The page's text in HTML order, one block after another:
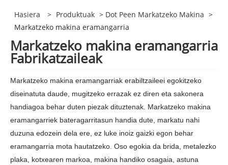
Hasiera > Produktuak > Dot Peen Markatzeko Makina >
Markatzeko makina eramangarria
Markatzeko makina eramangarria
Fabrikatzaileak
Markatzeko makina eramangarriak erabiltzaileei egokitzeko
diseinatuta daude, mugitzeko errazak ez diren eta sakonera
handiagoa behar duten piezak dituztenak. Markatzeko makina
eramangarriek bateragarritasun handia dute, markatu nahi
duzuna edozein dela ere, ez luke inoiz gaizki egon behar
eramangarria mota hautatzeko. Oso egokia da brida, metalezko
plaka, kotxearen markoa, makina handiko osagaia, astuna